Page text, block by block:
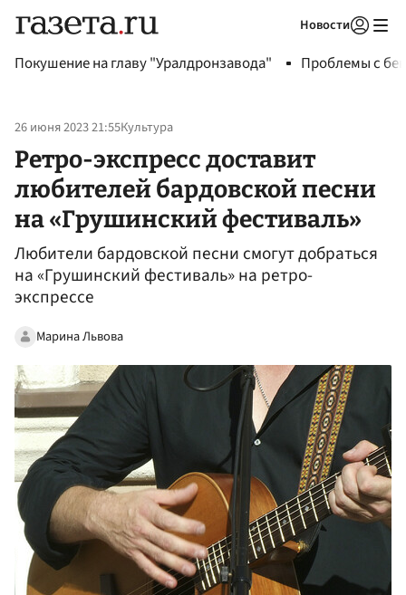
Новости
Покушение на главу "Уралдронзавода" Проблемы с
26 июня 2023 21:55Культура
Ретро-экспресс доставит
любителей бардовской песни
на «Грушинский фестиваль»
Любители бардовской песни смогут добраться
на «Грушинский фестиваль» на ретро-
экспрессе
Марина Львова